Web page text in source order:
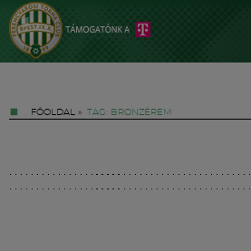
FŐOLDAL » TAG: BRONZÉREM